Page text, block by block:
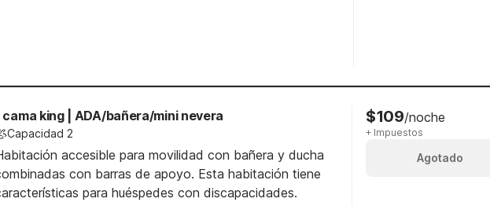
cama king | ADA/bañera/mini nevera
Capacidad 2
accesible para movilidad con bañera y ducha
con barras de apoyo. Esta habitación tiene
para huéspedes con discapacidades.
$109/noche
+ Impuestos
Agotado